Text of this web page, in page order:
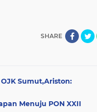
SHARE
Sumut,Ariston:
Menuju PON XXII